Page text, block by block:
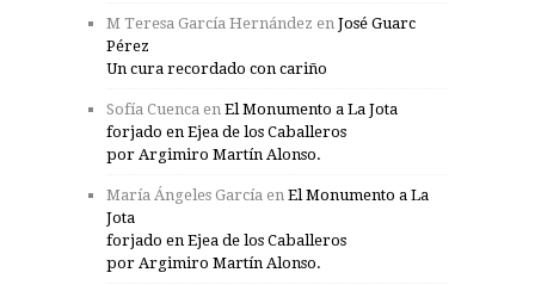
M Teresa García Hernández en José Guarc
Pérez
Un cura recordado con cariño
Sofía Cuenca en El Monumento a La Jota
forjado en Ejea de los Caballeros
por Argimiro Martín Alonso.
María Ángeles García en El Monumento a La
Jota
forjado en Ejea de los Caballeros
por Argimiro Martín Alonso.